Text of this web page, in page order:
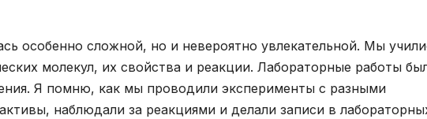
особенно сложной, но и невероятно увлекательной. Мы
молекул, их свойства и реакции. Лабораторные работы
Я помню, как мы проводили эксперименты с разными
наблюдали за реакциями и делали записи в